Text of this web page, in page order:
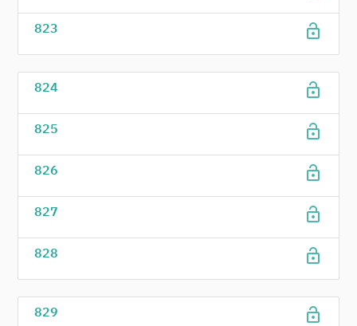
823 lock_open
824 lock_open
825 lock_open
826 lock_open
827 lock_open
828 lock_open
829 lock_open